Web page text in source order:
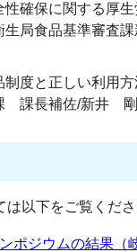
確保に関する厚
生局食品基準審査
度と正しい利用方
課長補佐/新井
以下をご覧くださ
ポジウムの結果（